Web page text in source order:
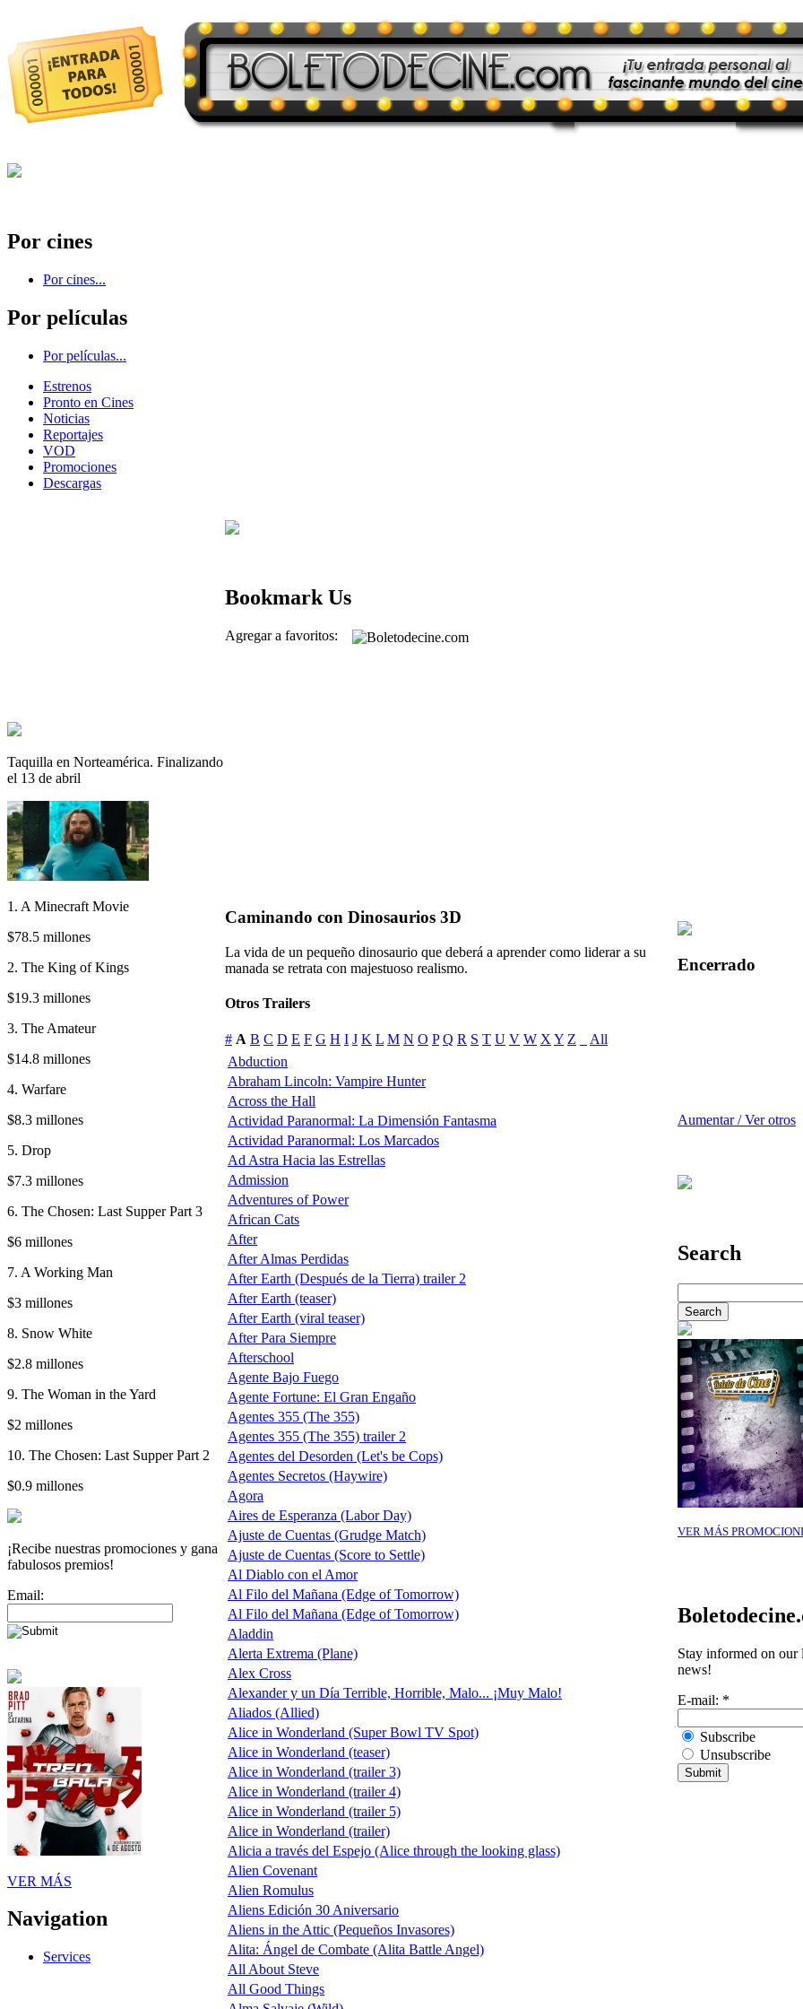
Por cines
Por cines...
Por películas
Por películas...
Estrenos
Pronto en Cines
Noticias
Reportajes
VOD
Promociones
Descargas
Taquilla en Norteamérica. Finalizando
el 13 de abril
1. A Minecraft Movie
$78.5 millones
2. The King of Kings
$19.3 millones
3. The Amateur
$14.8 millones
4. Warfare
$8.3 millones
5. Drop
$7.3 millones
6. The Chosen: Last Supper Part 3
$6 millones
7. A Working Man
$3 millones
8. Snow White
$2.8 millones
9. The Woman in the Yard
$2 millones
10. The Chosen: Last Supper Part 2
$0.9 millones
¡Recibe nuestras promociones y gana
fabulosos premios!
Email:
VER MÁS
Navigation
Services
Bookmark Us
Agregar a favoritos:
Caminando con Dinosaurios 3D
La vida de un pequeño dinosaurio que deberá a aprender como liderar a su
manada se retrata con majestuoso realismo.
Otros Trailers
# A B C D E F G H I J K L M N O P Q R S T U V W X Y Z
All
Abduction
Abraham Lincoln: Vampire Hunter
Across the Hall
Actividad Paranormal: La Dimensión Fantasma
Actividad Paranormal: Los Marcados
Ad Astra Hacia las Estrellas
Admission
Adventures of Power
African Cats
After
After Almas Perdidas
After Earth (Después de la Tierra) trailer 2
After Earth (teaser)
After Earth (viral teaser)
After Para Siempre
Afterschool
Agente Bajo Fuego
Agente Fortune: El Gran Engaño
Agentes 355 (The 355)
Agentes 355 (The 355) trailer 2
Agentes del Desorden (Let's be Cops)
Agentes Secretos (Haywire)
Agora
Aires de Esperanza (Labor Day)
Ajuste de Cuentas (Grudge Match)
Ajuste de Cuentas (Score to Settle)
Al Diablo con el Amor
Al Filo del Mañana (Edge of Tomorrow)
Al Filo del Mañana (Edge of Tomorrow)
Aladdin
Alerta Extrema (Plane)
Alex Cross
Alexander y un Día Terrible, Horrible, Malo... ¡Muy Malo!
Aliados (Allied)
Alice in Wonderland (Super Bowl TV Spot)
Alice in Wonderland (teaser)
Alice in Wonderland (trailer 3)
Alice in Wonderland (trailer 4)
Alice in Wonderland (trailer 5)
Alice in Wonderland (trailer)
Alicia a través del Espejo (Alice through the looking glass)
Alien Covenant
Alien Romulus
Aliens Edición 30 Aniversario
Aliens in the Attic (Pequeños Invasores)
Alita: Ángel de Combate (Alita Battle Angel)
All About Steve
All Good Things
Encerrado
Aumentar / Ver otros
Search
VER MÁS
Stay informed on our
news!
E-mail: *
Subscribe
Unsubscribe